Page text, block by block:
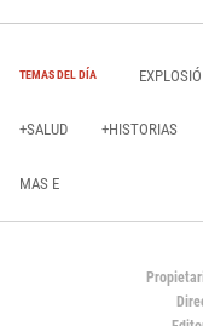
TEMAS DEL DÍA
+SALUD +HISTORIAS
MAS E